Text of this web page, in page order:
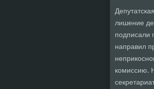
лишение
подписали
направил
комиссию.